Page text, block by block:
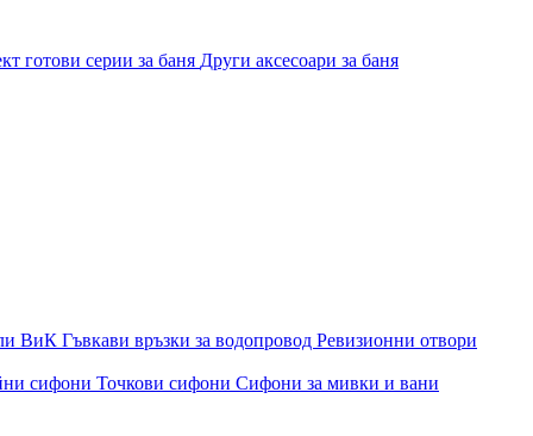
готови серии за баня Други аксесоари за баня
ВиК Гъвкави връзки за водопровод Ревизионни отвори
сифони Точкови сифони Сифони за мивки и вани